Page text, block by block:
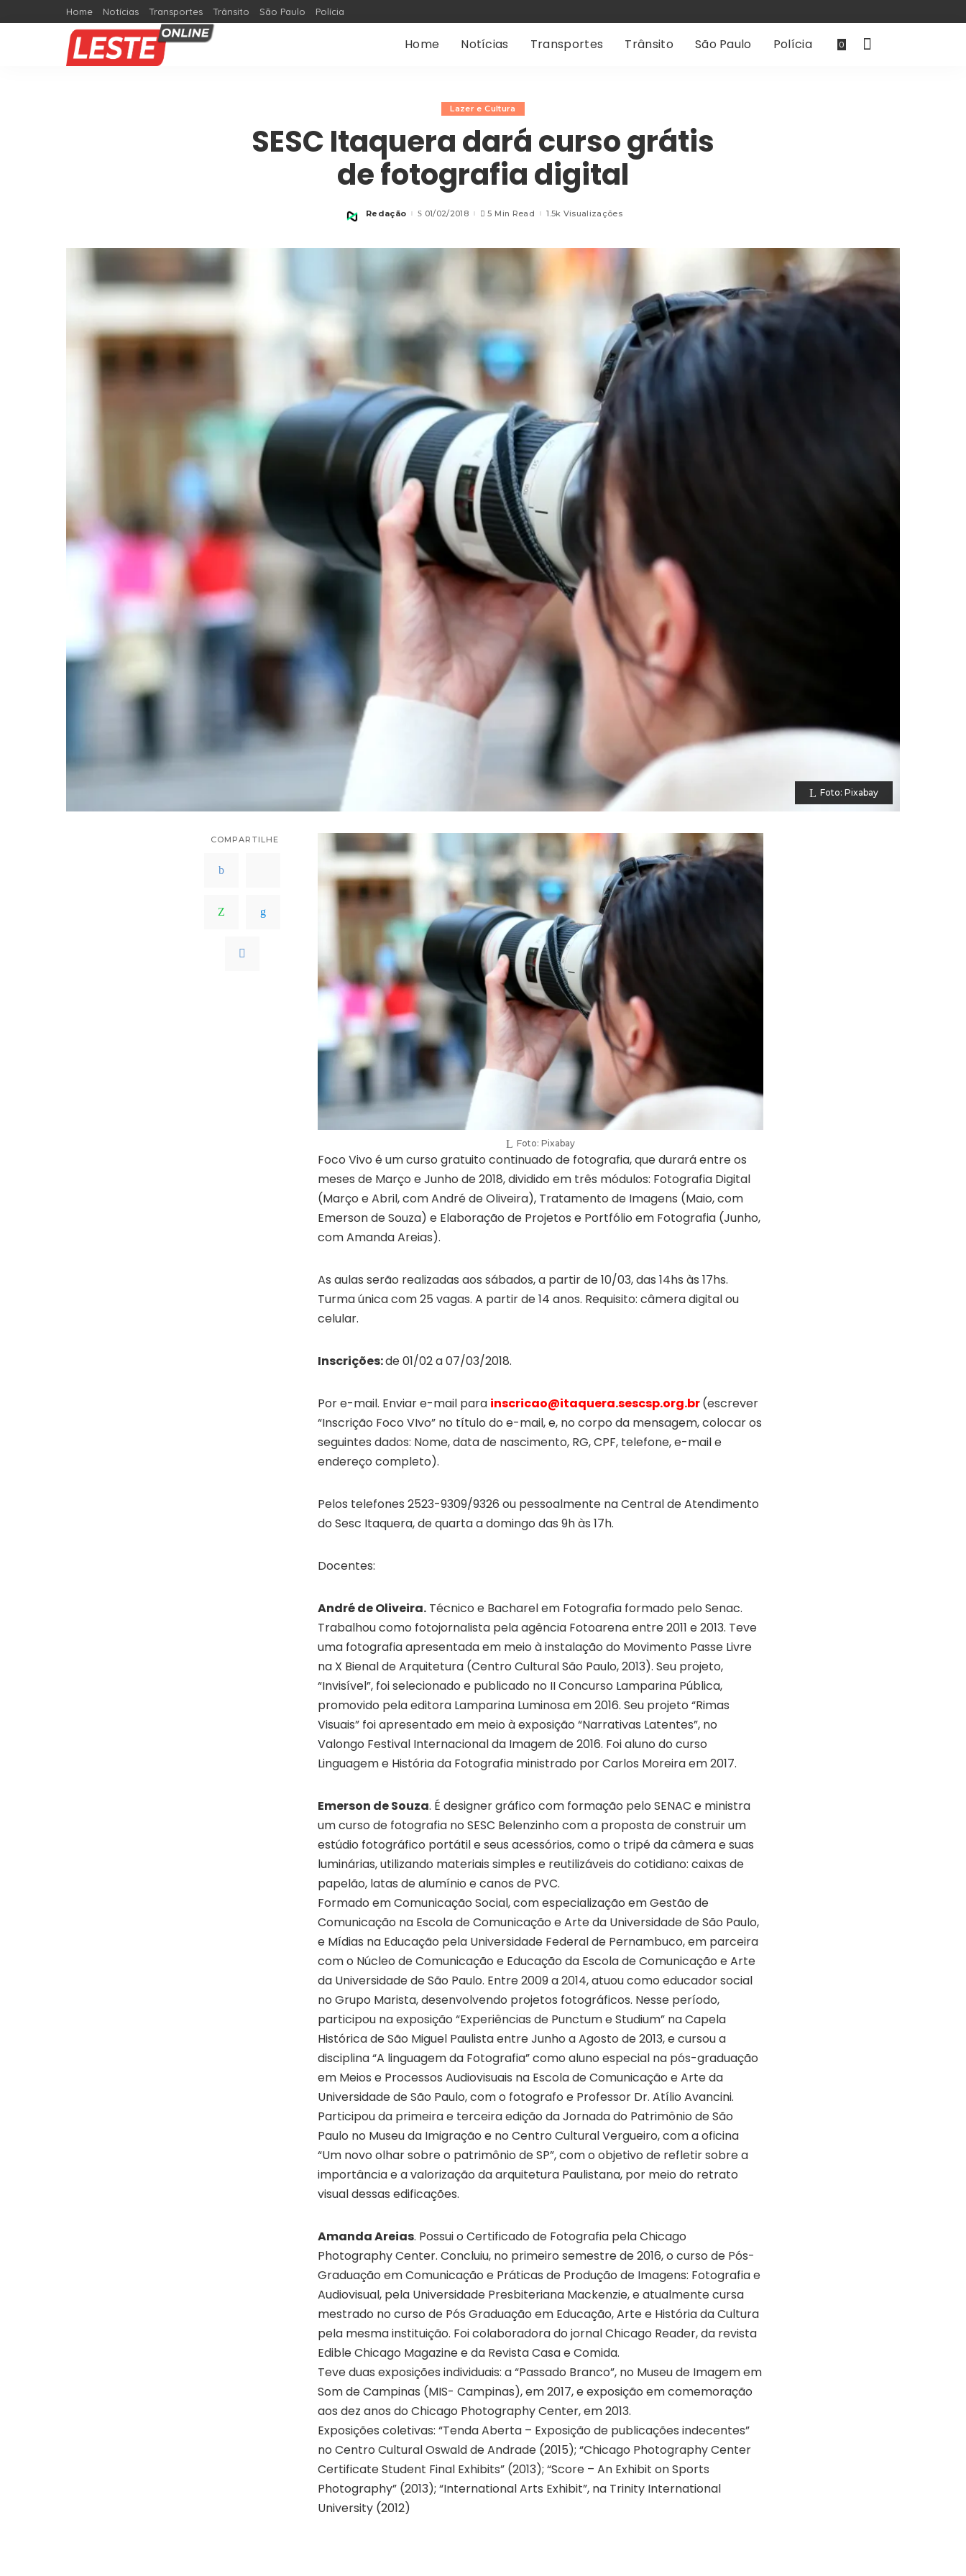
Home Notícias Transportes Trânsito São Paulo Polícia
Home Notícias Transportes Trânsito São Paulo Polícia 0
Lazer e Cultura
SESC Itaquera dará curso grátis
de fotografia digital
Posted
Redação 01/02/2018 5 Min Read 1.5k Visualizações
Foto: Pixabay
COMPARTILHE
Foto: Pixabay
Foco Vivo é um curso gratuito continuado de fotografia, que durará entre os
meses de Março e Junho de 2018, dividido em três módulos: Fotografia Digital
(Março e Abril, com André de Oliveira), Tratamento de Imagens (Maio, com
Emerson de Souza) e Elaboração de Projetos e Portfólio em Fotografia (Junho,
com Amanda Areias).
As aulas serão realizadas aos sábados, a partir de 10/03, das 14hs às 17hs.
Turma única com 25 vagas. A partir de 14 anos. Requisito: câmera digital ou
celular.
Inscrições:de 01/02 a 07/03/2018.
Por e-mail. Enviar e-mail para inscricao@itaquera.sescsp.org.br(escrever
“Inscrição Foco VIvo” no título do e-mail, e, no corpo da mensagem, colocar os
seguintes dados: Nome, data de nascimento, RG, CPF, telefone, e-mail e
endereço completo).
Pelos telefones 2523-9309/9326 ou pessoalmente na Central de Atendimento
do Sesc Itaquera, de quarta a domingo das 9h às 17h.
Docentes:
André de Oliveira. Técnico e Bacharel em Fotografia formado pelo Senac.
Trabalhou como fotojornalista pela agência Fotoarena entre 2011 e 2013. Teve
uma fotografia apresentada em meio à instalação do Movimento Passe Livre
na X Bienal de Arquitetura (Centro Cultural São Paulo, 2013). Seu projeto,
“Invisível”, foi selecionado e publicado no II Concurso Lamparina Pública,
promovido pela editora Lamparina Luminosa em 2016. Seu projeto “Rimas
Visuais” foi apresentado em meio à exposição “Narrativas Latentes”, no
Valongo Festival Internacional da Imagem de 2016. Foi aluno do curso
Linguagem e História da Fotografia ministrado por Carlos Moreira em 2017.
Emerson de Souza. É designer gráfico com formação pelo SENAC e ministra
um curso de fotografia no SESC Belenzinho com a proposta de construir um
estúdio fotográfico portátil e seus acessórios, como o tripé da câmera e suas
luminárias, utilizando materiais simples e reutilizáveis do cotidiano: caixas de
papelão, latas de alumínio e canos de PVC.
Formado em Comunicação Social, com especialização em Gestão de
Comunicação na Escola de Comunicação e Arte da Universidade de São Paulo,
e Mídias na Educação pela Universidade Federal de Pernambuco, em parceira
com o Núcleo de Comunicação e Educação da Escola de Comunicação e Arte
da Universidade de São Paulo. Entre 2009 a 2014, atuou como educador social
no Grupo Marista, desenvolvendo projetos fotográficos. Nesse período,
participou na exposição “Experiências de Punctum e Studium” na Capela
Histórica de São Miguel Paulista entre Junho a Agosto de 2013, e cursou a
disciplina “A linguagem da Fotografia” como aluno especial na pós-graduação
em Meios e Processos Audiovisuais na Escola de Comunicação e Arte da
Universidade de São Paulo, com o fotografo e Professor Dr. Atílio Avancini.
Participou da primeira e terceira edição da Jornada do Patrimônio de São
Paulo no Museu da Imigração e no Centro Cultural Vergueiro, com a oficina
“Um novo olhar sobre o patrimônio de SP”, com o objetivo de refletir sobre a
importância e a valorização da arquitetura Paulistana, por meio do retrato
visual dessas edificações.
Amanda Areias. Possui o Certificado de Fotografia pela Chicago
Photography Center. Concluiu, no primeiro semestre de 2016, o curso de Pós-
Graduação em Comunicação e Práticas de Produção de Imagens: Fotografia e
Audiovisual, pela Universidade Presbiteriana Mackenzie, e atualmente cursa
mestrado no curso de Pós Graduação em Educação, Arte e História da Cultura
pela mesma instituição. Foi colaboradora do jornal Chicago Reader, da revista
Edible Chicago Magazine e da Revista Casa e Comida.
Teve duas exposições individuais: a “Passado Branco”, no Museu de Imagem em
Som de Campinas (MIS- Campinas), em 2017, e exposição em comemoração
aos dez anos do Chicago Photography Center, em 2013.
Exposições coletivas: “Tenda Aberta – Exposição de publicações indecentes”
no Centro Cultural Oswald de Andrade (2015); “Chicago Photography Center
Certificate Student Final Exhibits” (2013); “Score – An Exhibit on Sports
Photography” (2013); “International Arts Exhibit”, na Trinity International
University (2012)